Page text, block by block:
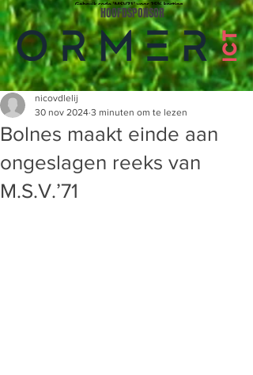
HOOFDSPONSOR
Bolnes maakt einde aan
ongeslagen reeks van
M.S.V.’71
nicovdlelij
30 nov 2024 3 minuten om te lezen